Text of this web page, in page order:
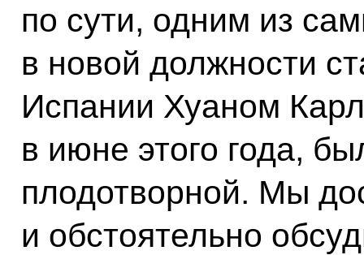
по сути, одним из
в новой должности
Испании Хуаном
в июне этого года,
плодотворной. Мы
и обстоятельно